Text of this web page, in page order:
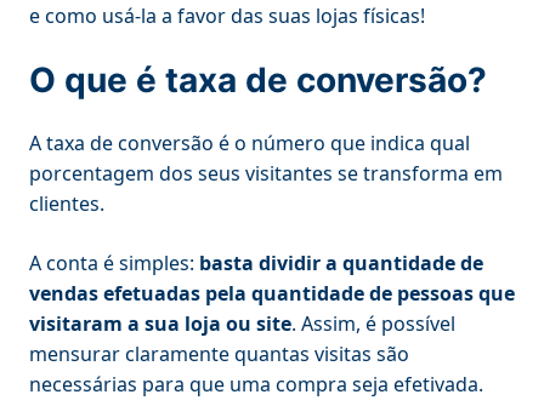
e como usá-la a favor das suas lojas físicas!
O que é taxa de conversão?
A taxa de conversão é o número que indica qual
porcentagem dos seus visitantes se transforma em
clientes.
A conta é simples: basta dividir a quantidade de
vendas efetuadas pela quantidade de pessoas que
visitaram a sua loja ou site. Assim, é possível
mensurar claramente quantas visitas são
necessárias para que uma compra seja efetivada.